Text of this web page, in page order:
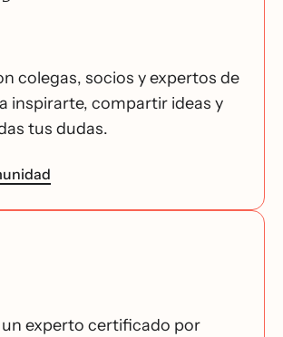
colegas, socios y expertos de
inspirarte, compartir ideas y
tus dudas.
experto certificado por